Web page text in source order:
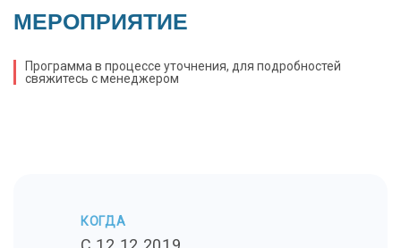
МЕРОПРИЯТИЕ
Программа в процессе уточнения, для подробностей
свяжитесь с менеджером
КОГДА